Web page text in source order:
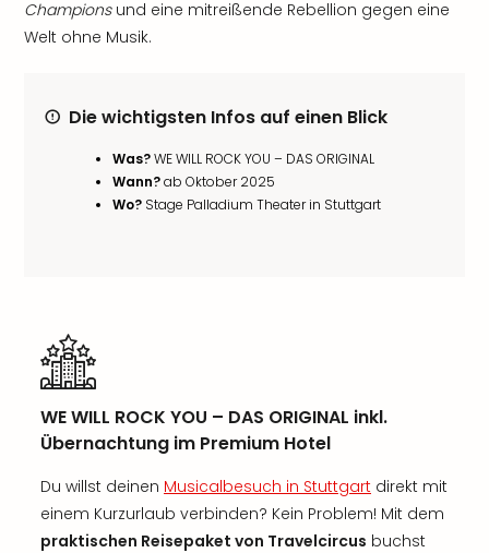
Championsund eine mitreißende Rebellion gegen eine
Welt ohne Musik.
Die wichtigsten Infos auf einen Blick
Was?WE WILL ROCK YOU – DAS ORIGINAL
Wann?ab Oktober 2025
Wo? Stage Palladium Theater in Stuttgart
WE WILL ROCK YOU – DAS ORIGINAL inkl.
Übernachtung im Premium Hotel
Du willst deinen Musicalbesuch in Stuttgart direkt mit
einem Kurzurlaub verbinden? Kein Problem! Mit dem
praktischen Reisepaket von Travelcircus buchst